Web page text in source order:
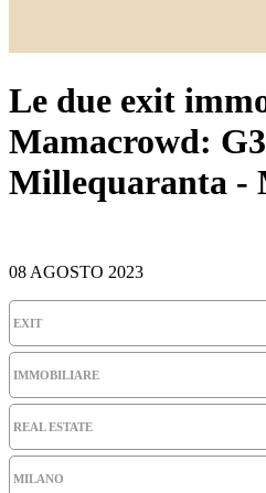
Le due exit
Mamacrowd:
Millequaranta -
08 AGOSTO 2023
EXIT
IMMOBILIARE
REAL ESTATE
MILANO